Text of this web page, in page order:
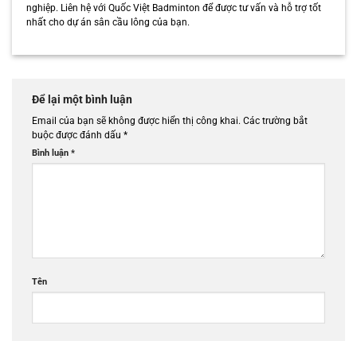
nghiệp. Liên hệ với Quốc Việt Badminton để được tư vấn và hỗ trợ tốt
nhất cho dự án sân cầu lông của bạn.
Để lại một bình luận
Email của bạn sẽ không được hiển thị công khai. Các trường bắt
buộc được đánh dấu *
Bình luận *
Tên